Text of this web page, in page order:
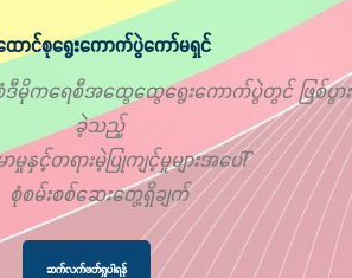
ောင်စုရွေးကောက်ပွဲကော်မရှင်
စုံဒီမိုကရေစီအထွေထွေရွေးကောက်ပွဲတွင် ဖြစ်ပွား
ခဲ့သည့်
မှုနှင့်တရားမဲ့ပြုကျင့်မှုများအပေါ်
စုံစမ်းစစ်ဆေးတွေ့ရှိချက်
ဆက်လက်ဖတ်ရှုပါရန်